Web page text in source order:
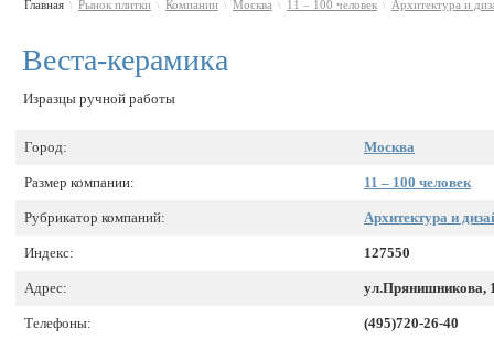
Главная \ Рынок плитки \ Компании \ Москва \ 11 – 100 человек \ Архитектура и
Веста-керамика
Изразцы ручной работы
Город: Москва
Размер компании: 11 – 100 человек
Рубрикатор компаний: Архитектура и
Индекс: 127550
Адрес: ул.Прянишникова,
Телефоны: (495)720-26-40